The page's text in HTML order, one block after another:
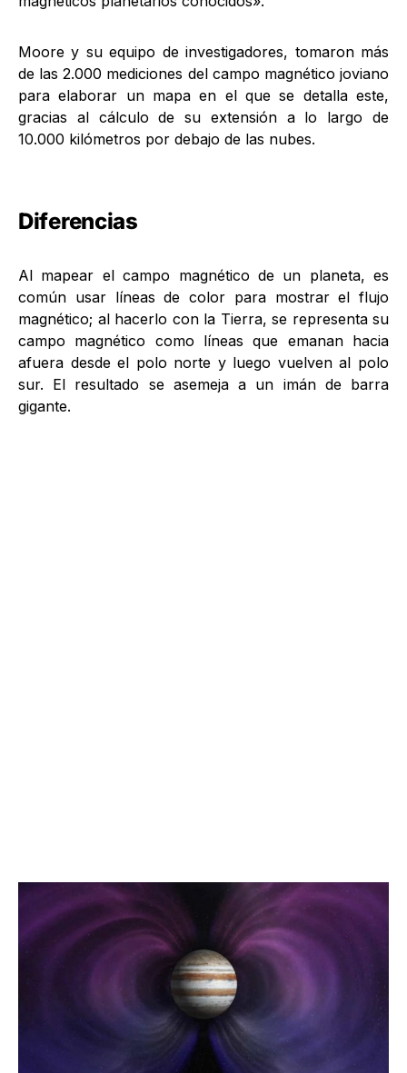
Moore y su equipo de investigadores, tomaron más
de las 2.000 mediciones del campo magnético joviano
para elaborar un mapa en el que se detalla este,
gracias al cálculo de su extensión a lo largo de
10.000 kilómetros por debajo de las nubes.
Diferencias
Al mapear el campo magnético de un planeta, es
común usar líneas de color para mostrar el flujo
magnético; al hacerlo con la Tierra, se representa su
campo magnético como líneas que emanan hacia
afuera desde el polo norte y luego vuelven al polo
sur. El resultado se asemeja a un imán de barra
gigante.